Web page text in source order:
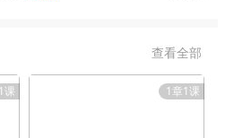
查看全部
课 1章1课